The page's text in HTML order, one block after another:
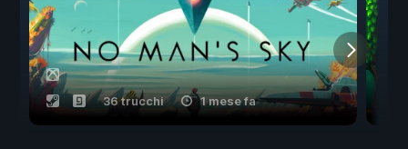
36 trucchi 1 mese fa